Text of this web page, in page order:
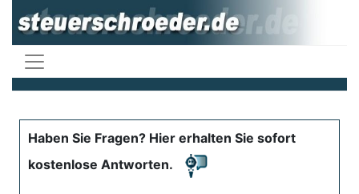
Haben Sie Fragen? Hier erhalten Sie sofort
kostenlose Antworten.